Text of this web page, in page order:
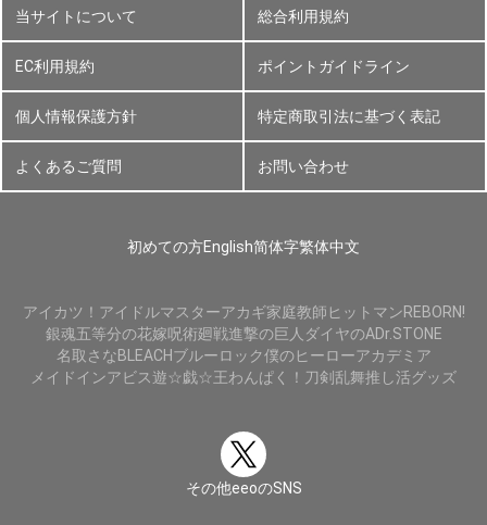
当サイトについて 総合利用規約
EC利用規約 ポイントガイドライン
個人情報保護方針 特定商取引法に基づく表記
よくあるご質問 お問い合わせ
初めての方English简体字繁体中文
アイカツ！ アイドルマスターアカギ家庭教師ヒットマンREBORN!
銀魂五等分の花嫁呪術廻戦進撃の巨人 ダイヤのADr.STONE
名取さなBLEACHブルーロック僕のヒーローアカデミア
メイドインアビス遊☆戯☆王わんぱく！刀剣乱舞推し活グッズ
その他eeoのSNS